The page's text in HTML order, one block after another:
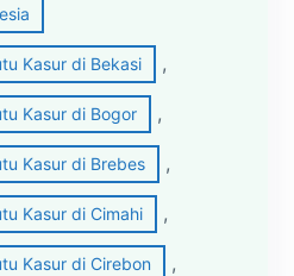
Kasur di Bekasi ,
Kasur di Bogor ,
Kasur di Brebes ,
Kasur di Cimahi ,
Kasur di Cirebon ,